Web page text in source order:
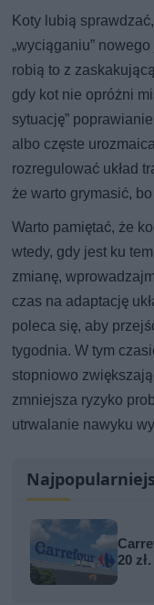
Koty lubią
„wyciąganiu”
robią to z
gdy kot nie opróżni
sytuację”
albo częste
rozregulować układ
że warto grymasić,
Warto pamiętać, że
wtedy, gdy jest ku
zmianę,
czas na adaptację
poleca się, aby
tygodnia. W tym
stopniowo
zmniejsza ryzyko
utrwalanie nawyku
20